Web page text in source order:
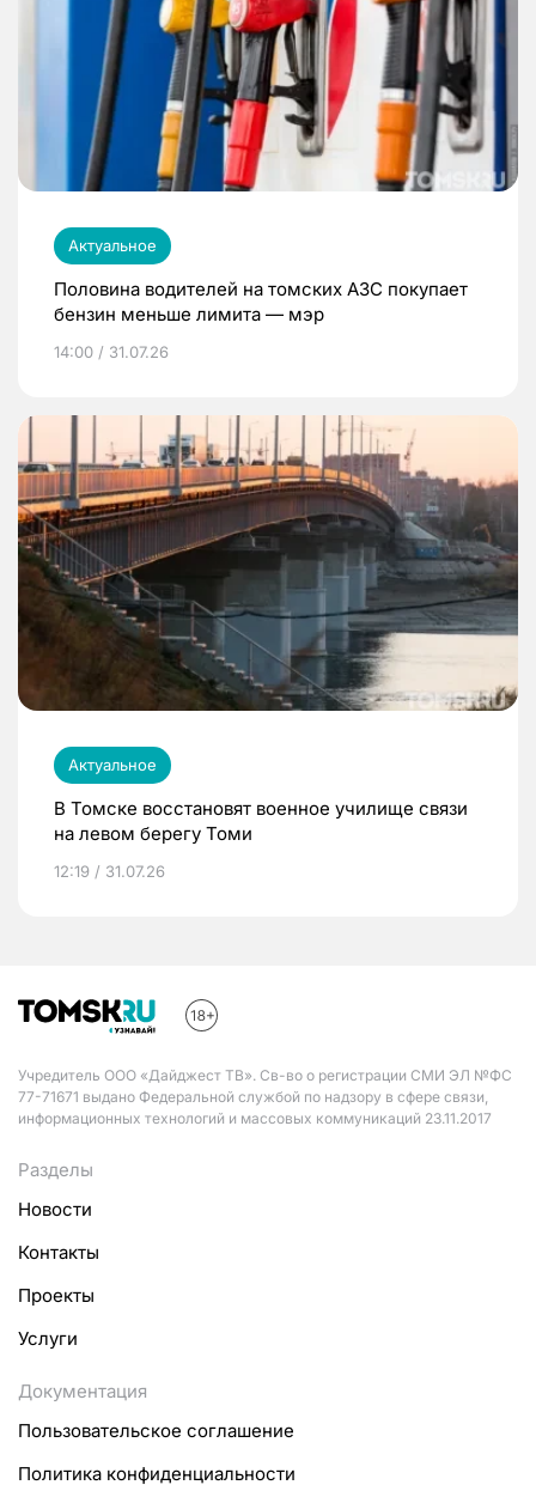
Актуальное
Половина водителей на томских АЗС покупает
бензин меньше лимита — мэр
14:00 / 31.07.26
Актуальное
В Томске восстановят военное училище связи
на левом берегу Томи
12:19 / 31.07.26
Учредитель ООО «Дайджест ТВ». Св-во о регистрации СМИ ЭЛ №ФС
77-71671 выдано Федеральной службой по надзору в сфере связи,
информационных технологий и массовых коммуникаций 23.11.2017
Разделы
Новости
Контакты
Проекты
Услуги
Документация
Пользовательское соглашение
Политика конфиденциальности